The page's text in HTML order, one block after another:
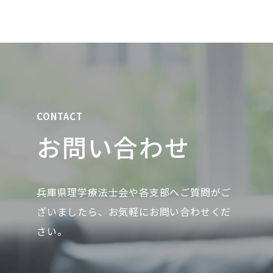
CONTACT
お問い合わせ
兵庫県理学療法士会や各支部へご質問がご
ざいましたら、お気軽にお問い合わせくだ
さい。